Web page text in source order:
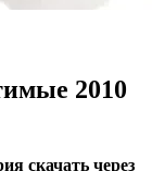
2010
скачать через